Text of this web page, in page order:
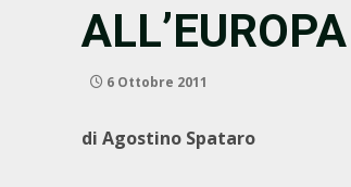
ALL’EUROPA
6 Ottobre 2011
di Agostino Spataro